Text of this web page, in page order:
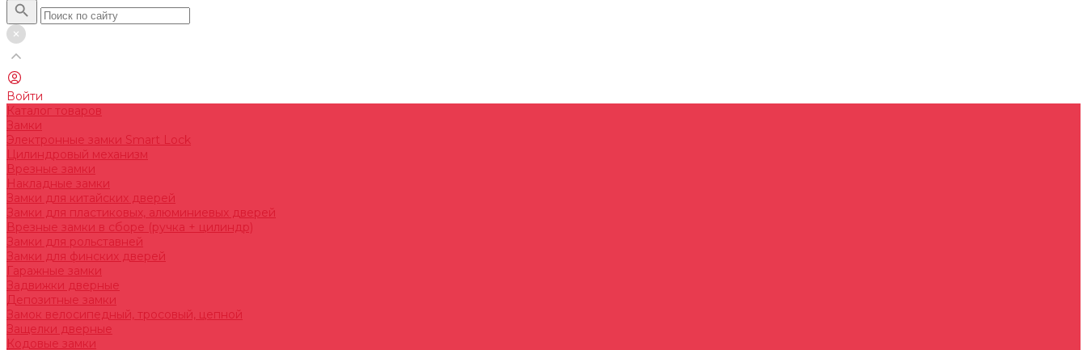
Войти
Каталог товаров
Замки
Электронные замки Smart Lock
Цилиндровый механизм
Врезные замки
Накладные замки
Замки для китайских дверей
Замки для пластиковых, алюминиевых дверей
Врезные замки в сборе (ручка + цилиндр)
Замки для рольставней
Замки для финских дверей
Гаражные замки
Задвижки дверные
Депозитные замки
Замок велосипедный, тросовый, цепной
Защелки дверные
Кодовые замки